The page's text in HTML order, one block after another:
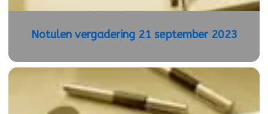
Notulen vergadering 21 september 2023